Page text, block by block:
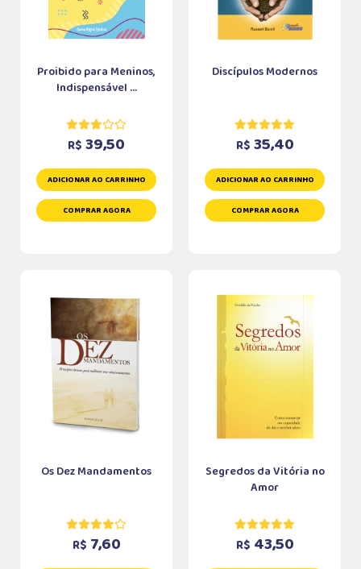
Proibido para Meninos,
Indispensável ...
R$ 39,50
ADICIONAR AO CARRINHO
COMPRAR AGORA
Discípulos Modernos
R$ 35,40
ADICIONAR AO CARRINHO
COMPRAR AGORA
Os Dez Mandamentos
R$ 7,60
Segredos da Vitória no
Amor
R$ 43,50